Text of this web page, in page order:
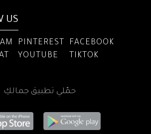
US
PINTEREST
FACEBOOK
YOUTUBE
TIKTOK
حمّلي تطبيق جمالكِ